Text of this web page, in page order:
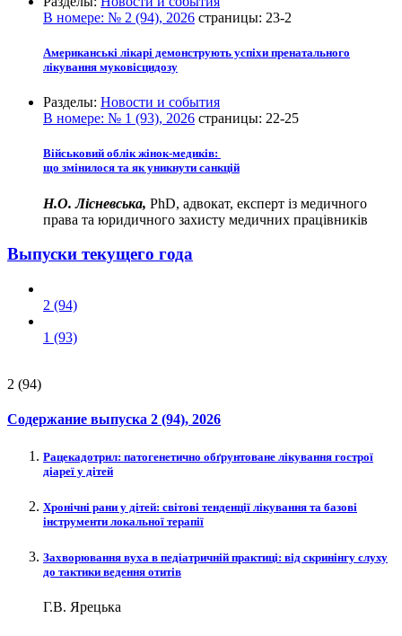
В номере: № 2 (94), 2026 страницы: 23-2
Американські лікарі демонструють успіхи пренатального
лікування муковісцидозу
Разделы: Новости и события
В номере: № 1 (93), 2026 страницы: 22-25
Військовий облік жінок-медиків:
що змінилося та як уникнути санкцій
Н.О. Лісневська, PhD, адвокат, експерт із медичного
права та юридичного захисту медичних працівників
Выпуски текущего года
2 (94)
1 (93)
2 (94)
Содержание выпуска 2 (94), 2026
Рацекадотрил: патогенетично обґрунтоване лікування гострої
діареї у дітей
Хронічні рани у дітей: світові тенденції лікування та базові
інструменти локальної терапії
Захворювання вуха в педіатричній практиці: від скринінгу слуху
до тактики ведення отитів
Г.В. Ярецька